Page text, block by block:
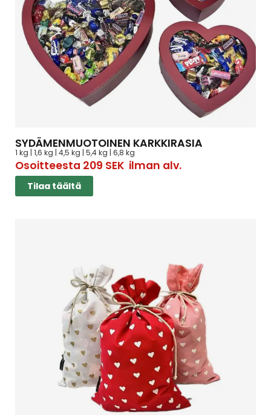
SYDÄMENMUOTOINEN KARKKIRASIA
1 kg | 1,6 kg | 4,5 kg | 5,4 kg | 6,8 kg
Osoitteesta 209 SEKilman alv.
Tilaa täältä